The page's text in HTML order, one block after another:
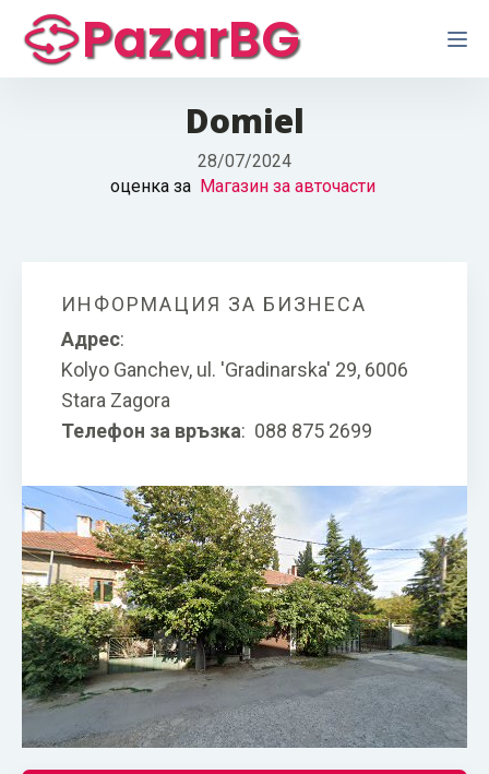
PazarBG
Domiel
28/07/2024
оценка за Магазин за авточасти
ИНФОРМАЦИЯ ЗА БИЗНЕСА
Адрес:
Kolyo Ganchev, ul. 'Grаdinarska' 29, 6006
Stara Zagora
Телефон за връзка: 088 875 2699